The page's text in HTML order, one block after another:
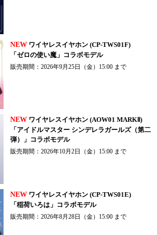
NEWワイヤレスイヤホン (CP-TWS01F)
「ゼロの使い魔」コラボモデル
販売期間：2026年9月25日（金）15:00 まで
NEWワイヤレスイヤホン (AOW01 MARKⅡ)
「アイドルマスター シンデレラガールズ（第二
弾）」コラボモデル
販売期間：2026年10月2日（金）15:00 まで
NEWワイヤレスイヤホン (CP-TWS01E)
「稲荷いろは」コラボモデル
販売期間：2026年8月28日（金）15:00 まで